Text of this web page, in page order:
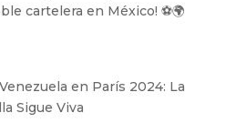
cartelera en México! ⚽️🌍
Venezuela en París 2024: La
Sigue Viva